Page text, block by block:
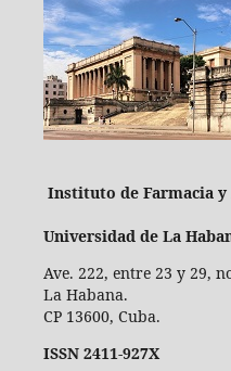
Instituto de
Universidad de La
Ave. 222, entre 23 y 29,
La Habana.
CP 13600, Cuba.
ISSN 2411-927X